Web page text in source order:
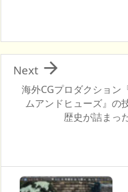
海外CGプロダクション
ムアンドヒューズ』の
歴史が詰まっ

Next